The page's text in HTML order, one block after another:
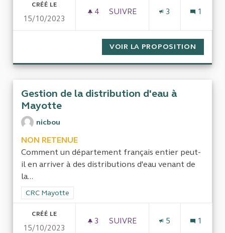
CRÉÉ LE
15/10/2023
4 4 ABONNÉS
SUIVRE
3 1
VOIR LA PROPOSITION
Gestion de la distribution d'eau à
Mayotte
nicbou
NON RETENUE
Comment un département français entier peut-
il en arriver à des distributions d'eau venant de
la...
Filtrer les résultats de la catégorie : CRC Mayotte
CRC Mayotte
CRÉÉ LE
15/10/2023
3 3 ABONNÉS
SUIVRE
5 1